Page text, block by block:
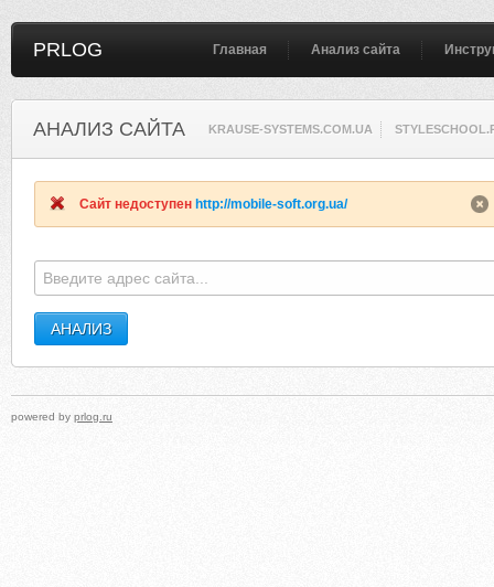
PRLOG Главная Анализ сайта
АНАЛИЗ САЙТА KRAUSE-SYSTEMS.COM.UA
Сайт недоступен http://mobile-soft.org.ua/
powered by prlog.ru